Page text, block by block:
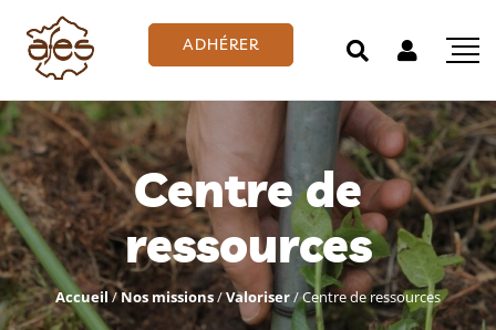
ADHÉRER
Centre de
ressources
Accueil/Nos missions/Valoriser/Centre de ressources